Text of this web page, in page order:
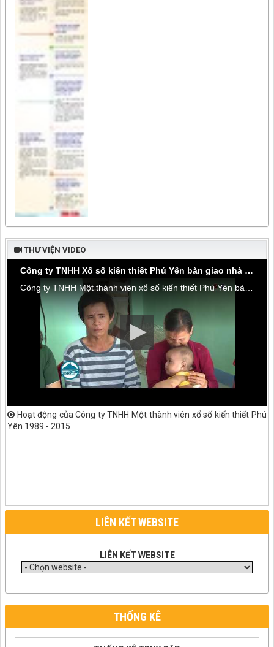
THƯ VIỆN VIDEO
Công ty TNHH Xổ số kiến thiết Phú Yên bàn giao nhà tình thương tại thôn Hòa Đa, xã An Mỹ
Hoạt động của Công ty TNHH Một thành viên xổ số kiến thiết Phú
Yên 1989 - 2015
LIÊN KẾT WEBSITE
LIÊN KẾT WEBSITE
THỐNG KÊ